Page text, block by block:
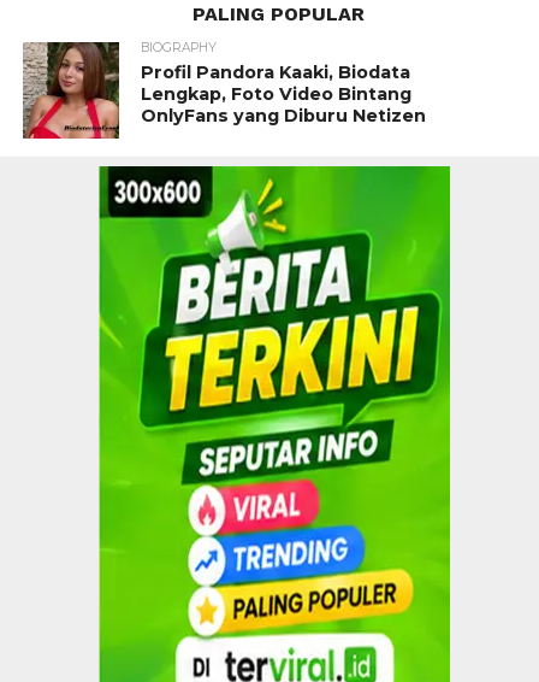
PALING POPULAR
BIOGRAPHY
Profil Pandora Kaaki, Biodata
Lengkap, Foto Video Bintang
OnlyFans yang Diburu Netizen